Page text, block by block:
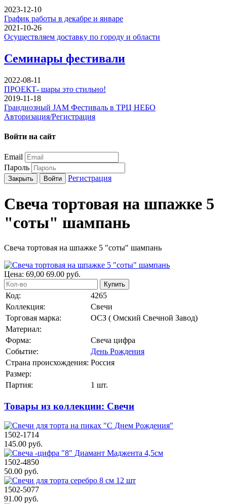
2023-12-10
График работы в декабре и январе
2021-10-26
Осуществляем доставку по городу и области
Семинары фестивали
2022-08-11
ПРОЕКТ- шары это стильно!
2019-11-18
Грандиозный JAM Фестиваль в ТРЦ НЕБО
Авторизация/Регистрация
Войти на сайт
Email
Пароль
Закрыть Войти Регистрация
Свеча тортовая на шпажке 5
"соты" шампань
Свеча тортовая на шпажке 5 "соты" шампань
Цена: 69,00 69.00 руб.
Купить
Код:
4265
Коллекция:
Свечи
Торговая марка:
ОСЗ ( Омский Свечной Завод)
Материал:
Форма:
Свеча цифра
Событие:
День Рождения
Страна происхождения: Россия
Размер:
Партия:
1 шт.
Товары из коллекции: Свечи
1502-1714
145.00 руб.
1502-4850
50.00 руб.
1502-5077
91.00 руб.